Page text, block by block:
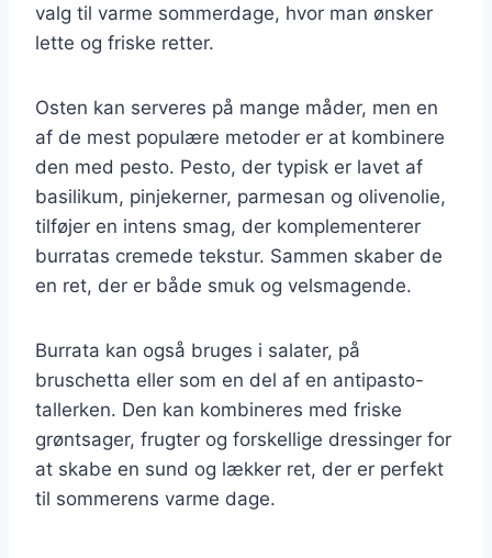
valg til varme sommerdage, hvor man ønsker
lette og friske retter.
Osten kan serveres på mange måder, men en
af de mest populære metoder er at kombinere
den med pesto. Pesto, der typisk er lavet af
basilikum, pinjekerner, parmesan og olivenolie,
tilføjer en intens smag, der komplementerer
burratas cremede tekstur. Sammen skaber de
en ret, der er både smuk og velsmagende.
Burrata kan også bruges i salater, på
bruschetta eller som en del af en antipasto-
tallerken. Den kan kombineres med friske
grøntsager, frugter og forskellige dressinger for
at skabe en sund og lækker ret, der er perfekt
til sommerens varme dage.